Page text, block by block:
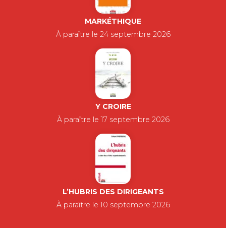
MARKÉTHIQUE
À paraître le 24 septembre 2026
Y CROIRE
À paraître le 17 septembre 2026
L’HUBRIS DES DIRIGEANTS
À paraître le 10 septembre 2026